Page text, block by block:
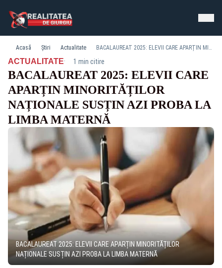
Acasă Știri Actualitate BACALAUREAT 2025: ELEVII CARE APARȚIN MINORITĂȚILOR NAȚIONALE SUSȚIN AZI PROBA LA LIMBA MATERNĂ
ACTUALITATE· 1 min citire
BACALAUREAT 2025: ELEVII CARE
APARȚIN MINORITĂȚILOR
NAȚIONALE SUSȚIN AZI PROBA LA
LIMBA MATERNĂ
BACALAUREAT 2025: ELEVII CARE APARȚIN MINORITĂȚILOR
NAȚIONALE SUSȚIN AZI PROBA LA LIMBA MATERNĂ